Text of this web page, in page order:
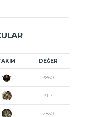
DEĞER
3860
3117
2850